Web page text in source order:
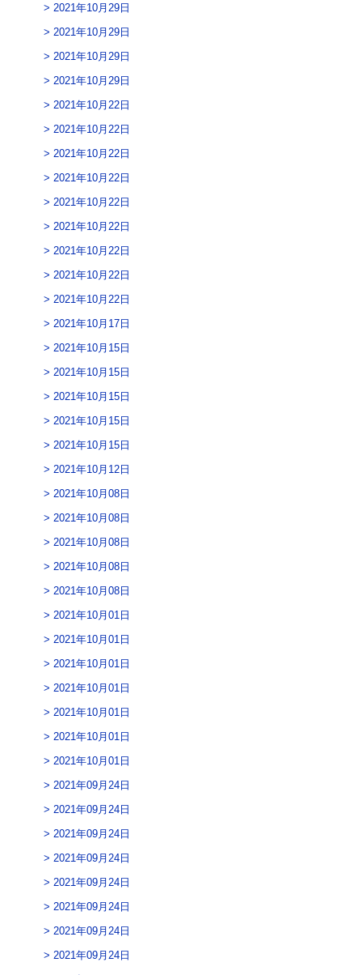
2021年10月29日
2021年10月29日
2021年10月29日
2021年10月29日
2021年10月22日
2021年10月22日
2021年10月22日
2021年10月22日
2021年10月22日
2021年10月22日
2021年10月22日
2021年10月22日
2021年10月22日
2021年10月17日
2021年10月15日
2021年10月15日
2021年10月15日
2021年10月15日
2021年10月15日
2021年10月12日
2021年10月08日
2021年10月08日
2021年10月08日
2021年10月08日
2021年10月08日
2021年10月01日
2021年10月01日
2021年10月01日
2021年10月01日
2021年10月01日
2021年10月01日
2021年10月01日
2021年09月24日
2021年09月24日
2021年09月24日
2021年09月24日
2021年09月24日
2021年09月24日
2021年09月24日
2021年09月24日